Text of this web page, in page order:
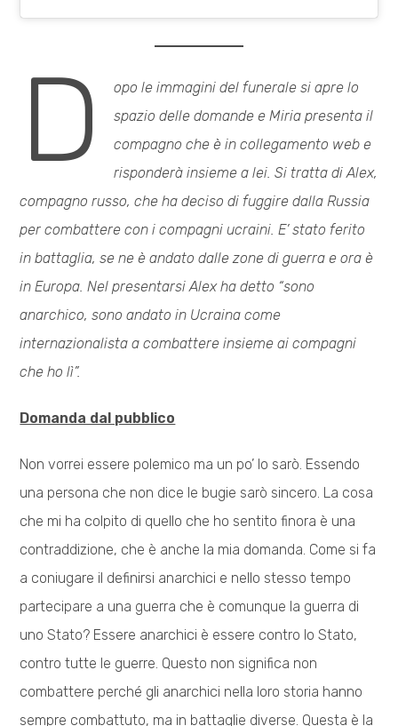
D
opo le immagini del funerale si apre lo
spazio delle domande e Miria presenta il
compagno che è in collegamento web e
risponderà insieme a lei. Si tratta di Alex,
compagno russo, che ha deciso di fuggire dalla Russia
per combattere con i compagni ucraini. E’ stato ferito
in battaglia, se ne è andato dalle zone di guerra e ora è
in Europa. Nel presentarsi Alex ha detto “sono
anarchico, sono andato in Ucraina come
internazionalista a combattere insieme ai compagni
che ho lì”.
Domanda dal pubblico
Non vorrei essere polemico ma un po’ lo sarò. Essendo
una persona che non dice le bugie sarò sincero. La cosa
che mi ha colpito di quello che ho sentito finora è una
contraddizione, che è anche la mia domanda. Come si fa
a coniugare il definirsi anarchici e nello stesso tempo
partecipare a una guerra che è comunque la guerra di
uno Stato? Essere anarchici è essere contro lo Stato,
contro tutte le guerre. Questo non significa non
combattere perché gli anarchici nella loro storia hanno
sempre combattuto, ma in battaglie diverse. Questa è la